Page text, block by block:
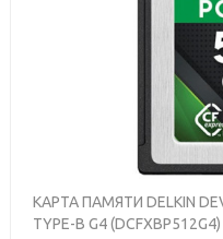
КАРТА ПАМЯТИ DELKIN
TYPE-B G4 (DCFXBP512G4)